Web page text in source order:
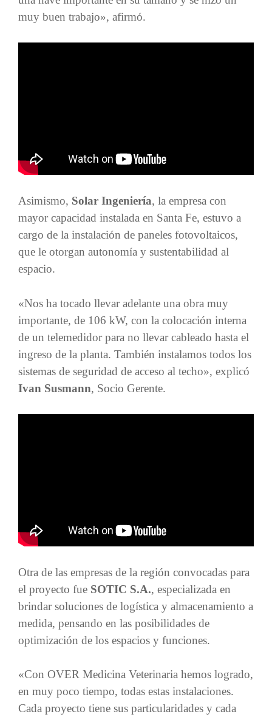
muy buen trabajo», afirmó.
Asimismo, Solar Ingeniería, la empresa con
mayor capacidad instalada en Santa Fe, estuvo a
cargo de la instalación de paneles fotovoltaicos,
que le otorgan autonomía y sustentabilidad al
espacio.
«Nos ha tocado llevar adelante una obra muy
importante, de 106 kW, con la colocación interna
de un telemedidor para no llevar cableado hasta el
ingreso de la planta. También instalamos todos los
sistemas de seguridad de acceso al techo», explicó
Ivan Susmann, Socio Gerente.
Otra de las empresas de la región convocadas para
el proyecto fue SOTIC S.A., especializada en
brindar soluciones de logística y almacenamiento a
medida, pensando en las posibilidades de
optimización de los espacios y funciones.
«Con OVER Medicina Veterinaria hemos logrado,
en muy poco tiempo, todas estas instalaciones.
Cada proyecto tiene sus particularidades y cada